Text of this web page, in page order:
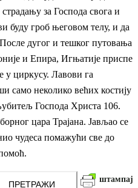
за Господа свога и
буду гроб његовом телу, и да
дугог и тешког путовања
и Епира, Игњатије приспе
у циркусу. Лавови га
само неколико већих костију
Господа Христа 106.
цара Трајана. Јављао се
чудеса помажући све до
штампај